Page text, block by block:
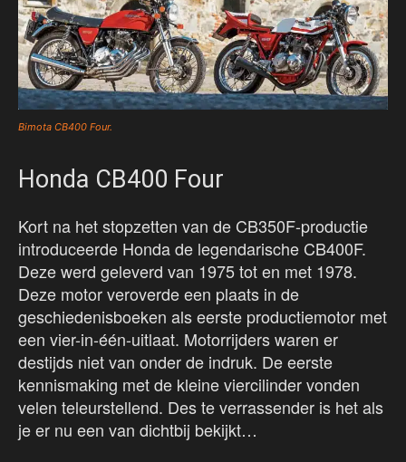
Bimota CB400 Four.
Honda CB400 Four
Kort na het stopzetten van de CB350F-productie
introduceerde Honda de legendarische CB400F.
Deze werd geleverd van 1975 tot en met 1978.
Deze motor veroverde een plaats in de
geschiedenisboeken als eerste productiemotor met
een vier-in-één-uitlaat. Motorrijders waren er
destijds niet van onder de indruk. De eerste
kennismaking met de kleine viercilinder vonden
velen teleurstellend. Des te verrassender is het als
je er nu een van dichtbij bekijkt…